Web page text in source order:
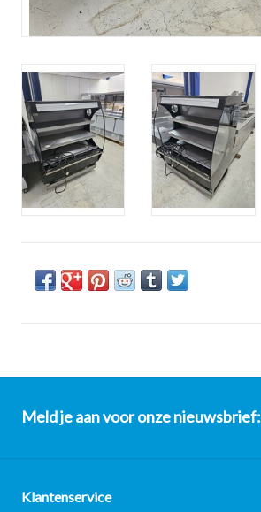
Meld je aan voor onze nieuwsbrief:
Klantenservice